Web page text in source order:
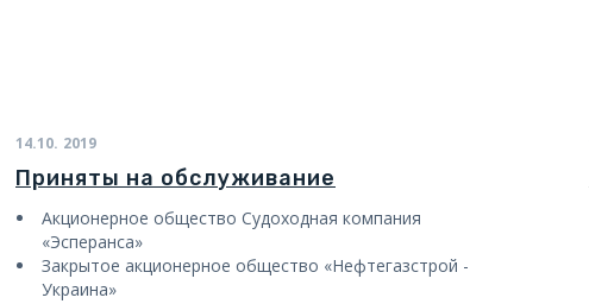
14.10. 2019
Приняты на обслуживание
Акционерное общество Судоходная компания
«Эсперанса»
Закрытое акционерное общество «Нефтегазстрой -
Украина»